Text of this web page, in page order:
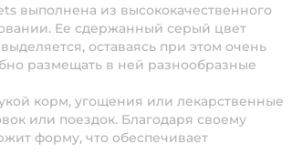
выполнена из высококачественного
Ее сдержанный серый цвет
оставаясь при этом очень
размещать в ней разнообразные
корм, угощения или лекарственные
или поездок. Благодаря своему
форму, что обеспечивает